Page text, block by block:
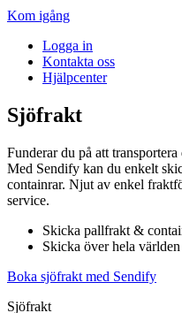
Kom igång
Logga in
Kontakta oss
Hjälpcenter
Sjöfrakt
Funderar du på att
Med Sendify kan du enkelt
containrar. Njut av enkel
service.
Skicka pallfrakt &
Skicka över hela världen
Boka sjöfrakt med Sendify
Sjöfrakt